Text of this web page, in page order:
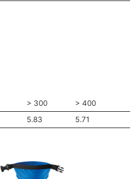
> 300
> 400
5.83 5.71